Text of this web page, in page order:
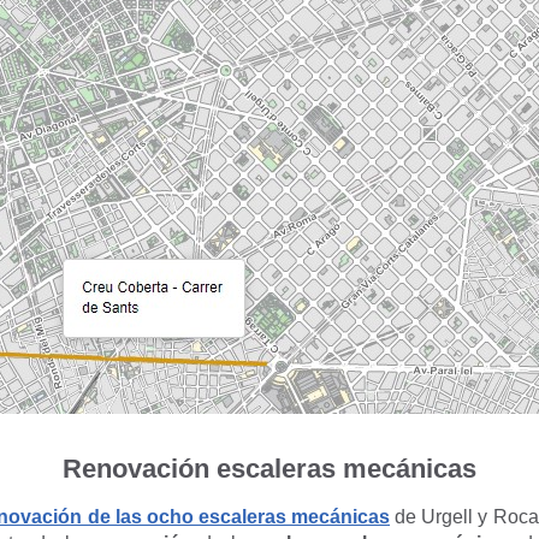
Renovación escaleras mecánicas
de las ocho escaleras mecánicas de Urgell y